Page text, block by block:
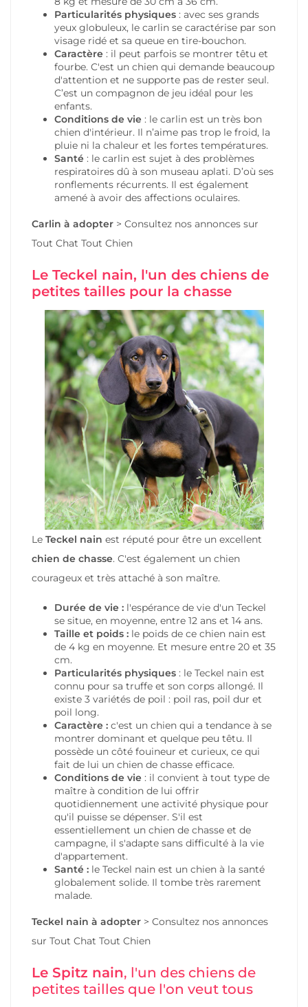
Particularités physiques: avec ses grands
yeux globuleux, le carlin se caractérise par son
visage ridé et sa queue en tire-bouchon.
Caractère : il peut parfois se montrer têtu et
fourbe. C'est un chien qui demande beaucoup
d'attention et ne supporte pas de rester seul.
C’est un compagnon de jeu idéal pour les
enfants.
Conditions de vie : le carlin est un très bon
chien d'intérieur. Il n’aime pas trop le froid, la
pluie ni la chaleur et les fortes températures.
Santé : le carlin est sujet à des problèmes
respiratoires dû à son museau aplati. D’où ses
ronflements récurrents. Il est également
amené à avoir des affections oculaires.
Carlin à adopter > Consultez nos annonces sur
Tout Chat Tout Chien
Le Teckel nain, l'un des chiens de
petites tailles pour la chasse
Le Teckel nain est réputé pour être un excellent
chien de chasse. C'est également un chien
courageux et très attaché à son maître.
Durée de vie :l'espérance de vie d'un Teckel
se situe, en moyenne, entre 12 ans et 14 ans.
Taille et poids :le poids de ce chien nain est
de 4 kg en moyenne. Et mesure entre 20 et 35
cm.
Particularités physiques: le Teckel nain est
connu pour sa truffe et son corps allongé. Il
existe 3 variétés de poil : poil ras, poil dur et
poil long.
Caractère : c'est un chien qui a tendance à se
montrer dominant et quelque peu têtu. Il
possède un côté fouineur et curieux, ce qui
fait de lui un chien de chasse efficace.
Conditions de vie : il convient à tout type de
maître à condition de lui offrir
quotidiennement une activité physique pour
qu'il puisse se dépenser. S'il est
essentiellement un chien de chasse et de
campagne, il s'adapte sans difficulté à la vie
d'appartement.
Santé :le Teckel nain est un chien à la santé
globalement solide. Il tombe très rarement
malade.
Teckel nain à adopter > Consultez nos annonces
sur Tout Chat Tout Chien
Le Spitz nain, l'un des chiens de
petites tailles que l'on veut tous